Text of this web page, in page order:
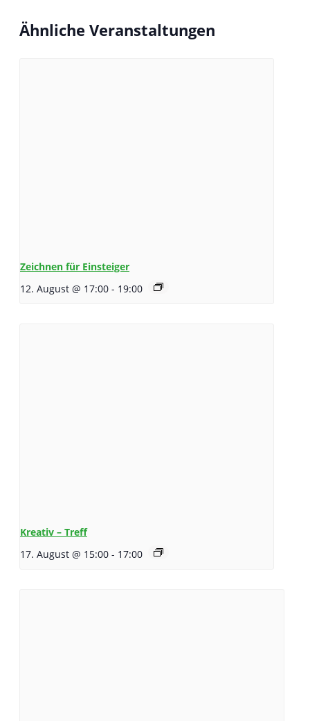
Ähnliche Veranstaltungen
Zeichnen für Einsteiger
12. August @ 17:00 - 19:00
Kreativ – Treff
17. August @ 15:00 - 17:00